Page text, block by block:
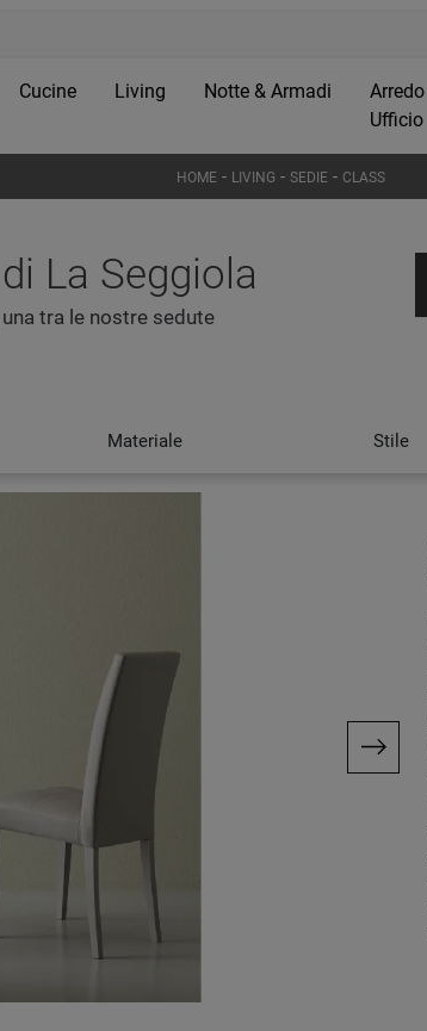
Cucine Living Notte & Armadi
Arredo
Ufficio
HOME- LIVING - SEDIE - CLASS
La Seggiola
tra le nostre sedute
Materiale Stile